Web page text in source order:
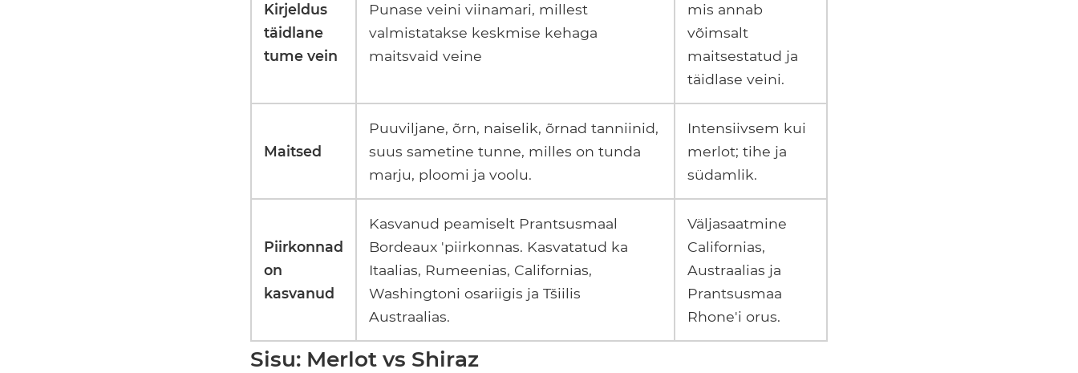
Kirjeldus
täidlane
tume vein
Punase veini viinamari, millest
valmistatakse keskmise kehaga
maitsvaid veine
mis annab
võimsalt
maitsestatud ja
täidlase veini.
Maitsed
Puuviljane, õrn, naiselik, õrnad tanniinid,
suus sametine tunne, milles on tunda
marju, ploomi ja voolu.
Intensiivsem kui
merlot; tihe ja
südamlik.
Piirkonnad
on
kasvanud
Kasvanud peamiselt Prantsusmaal
Bordeaux 'piirkonnas. Kasvatatud ka
Itaalias, Rumeenias, Californias,
Washingtoni osariigis ja Tšiilis
Austraalias.
Väljasaatmine
Californias,
Austraalias ja
Prantsusmaa
Rhone'i orus.
Sisu: Merlot vs Shiraz